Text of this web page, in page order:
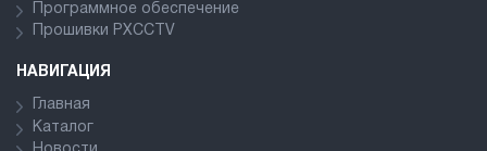
Программное обеспечение
Прошивки PXCCTV
НАВИГАЦИЯ
Главная
Каталог